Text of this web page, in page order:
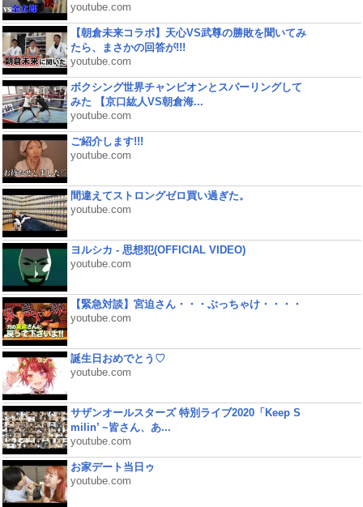
youtube.com
【朝倉未来コラボ】天心VS武尊の勝敗を聞いてみ
たら、まさかの回答が!!!
youtube.com
ボクシング世界チャンピオンとスパーリングして
みた 【京口紘人VS朝倉海...
youtube.com
ご紹介します!!!
youtube.com
間違えてストロングゼロ買い過ぎた。
youtube.com
ヨルシカ - 思想犯(OFFICIAL VIDEO)
youtube.com
【緊急対談】宮迫さん・・・ぶっちゃけ・・・・
youtube.com
誕生日おめでとう♡
youtube.com
サザンオールスターズ 特別ライブ2020「Keep S
milin’ ~皆さん、あ...
youtube.com
お家デート当日ゥ
youtube.com